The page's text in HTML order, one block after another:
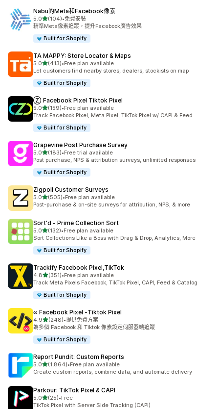
Nabu的Meta和Facebook像素
5.0滿分 5 顆星
(104)
共有 104 則評價
•免費安裝
精準Meta像素追蹤，提升Facebook廣告效果
Built for Shopify
TA MAPPY: Store Locator & Maps
5.0滿分 5 顆星
(413)
共有 413 則評價
•Free plan available
Let customers find nearby stores, dealers, stockists on map
Built for Shopify
Ⓩ Facebook Pixel Tiktok Pixel
5.0滿分 5 顆星
(159)
共有 159 則評價
•Free plan available
Track Facebook Pixel, Meta Pixel, TikTok Pixel w/ CAPI & Feed
Built for Shopify
Grapevine Post Purchase Survey
5.0滿分 5 顆星
(183)
共有 183 則評價
•Free trial available
Post purchase, NPS & attribution surveys, unlimited responses
Built for Shopify
Zigpoll Customer Surveys
5.0滿分 5 顆星
(505)
共有 505 則評價
•Free plan available
Post-purchase & on-site surveys for attribution, NPS, & more
Sort'd ‑ Prime Collection Sort
5.0滿分 5 顆星
(132)
共有 132 則評價
•Free plan available
Sort Collections Like a Boss with Drag & Drop, Analytics, More
Built for Shopify
Trackify Facebook Pixel,TikTok
4.8滿分 5 顆星
(351)
共有 351 則評價
•Free plan available
Track Meta Pixels Facebook, TikTok Pixel, CAPI, Feed & Catalog
Built for Shopify
∞ Facebook Pixel ‑Tiktok Pixel
4.9滿分 5 顆星
(248)
共有 248 則評價
•提供免費方案
為多個 Facebook 和 Tiktok 像素設定伺服器端追蹤
Built for Shopify
Report Pundit: Custom Reports
5.0滿分 5 顆星
(1,864)
共有 1864 則評價
•Free plan available
Create custom reports, combine data, and automate delivery
Parkour: TikTok Pixel & CAPI
5.0滿分 5 顆星
(25)
共有 25 則評價
•Free
TikTok Pixel with Server Side Tracking (CAPI)